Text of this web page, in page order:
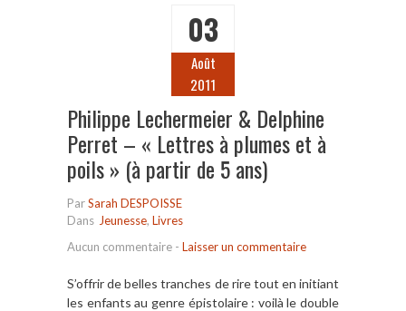
03
Août
2011
Philippe Lechermeier & Delphine
Perret – « Lettres à plumes et à
poils » (à partir de 5 ans)
ParSarah DESPOISSE
Dans Jeunesse, Livres
Aucun commentaire - Laisser un commentaire
S’offrir de belles tranches de rire tout en initiant
les enfants au genre épistolaire : voilà le double